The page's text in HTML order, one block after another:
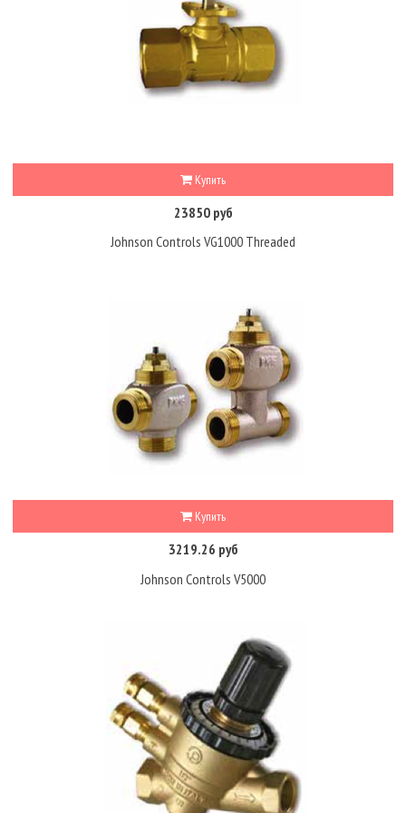
Купить
23850 руб
Johnson Controls VG1000 Threaded
Купить
3219.26 руб
Johnson Controls V5000